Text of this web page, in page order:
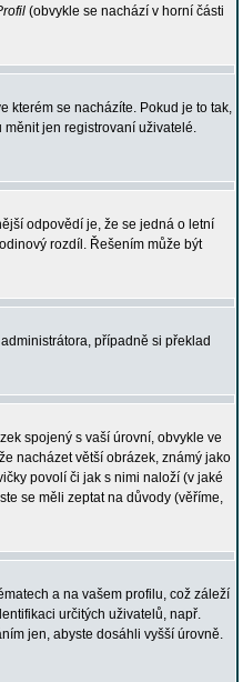
(obvykle se nachází v horní části
kterém se nacházíte. Pokud je to tak,
jen registrovaní uživatelé.
odpovědí je, že se jedná o letní
rozdíl. Řešením může být
případně si překlad
spojený s vaší úrovní, obvykle ve
nacházet větší obrázek, známý jako
povolí či jak s nimi naloží (v jaké
se měli zeptat na důvody (věříme,
a na vašem profilu, což záleží
určitých uživatelů, např.
jen, abyste dosáhli vyšší úrovně.